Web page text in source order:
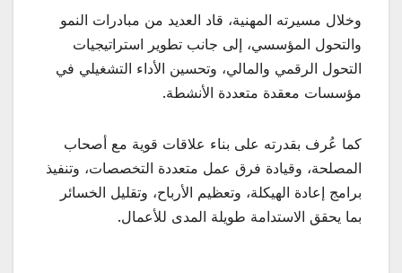
وخلال مسيرته المهنية، قاد العديد من مبادرات النمو
والتحول المؤسسي، إلى جانب تطوير استراتيجيات
التحول الرقمي والمالي، وتحسين الأداء التشغيلي في
مؤسسات معقدة متعددة الأنشطة.
كما عُرف بقدرته على بناء علاقات قوية مع أصحاب
المصلحة، وقيادة فرق عمل متعددة التخصصات، وتنفيذ
برامج إعادة الهيكلة، وتعظيم الأرباح، وتقليل الخسائر
بما يحقق الاستدامة طويلة المدى للأعمال.